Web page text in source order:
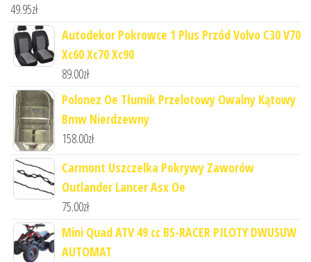
49.95zł
Autodekor Pokrowce 1 Plus Przód Volvo C30 V70
Xc60 Xc70 Xc90
89.00zł
Polonez Oe Tłumik Przelotowy Owalny Kątowy
Bmw Nierdzewny
158.00zł
Carmont Uszczelka Pokrywy Zaworów
Outlander Lancer Asx Oe
75.00zł
Mini Quad ATV 49 cc BS-RACER PILOTY DWUSUW
AUTOMAT